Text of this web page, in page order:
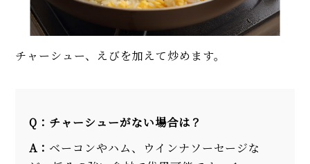
チャーシュー、えびを加えて炒めます。
Q：チャーシューがない場合は？
A： ベーコンやハム、ウインナソーセージな